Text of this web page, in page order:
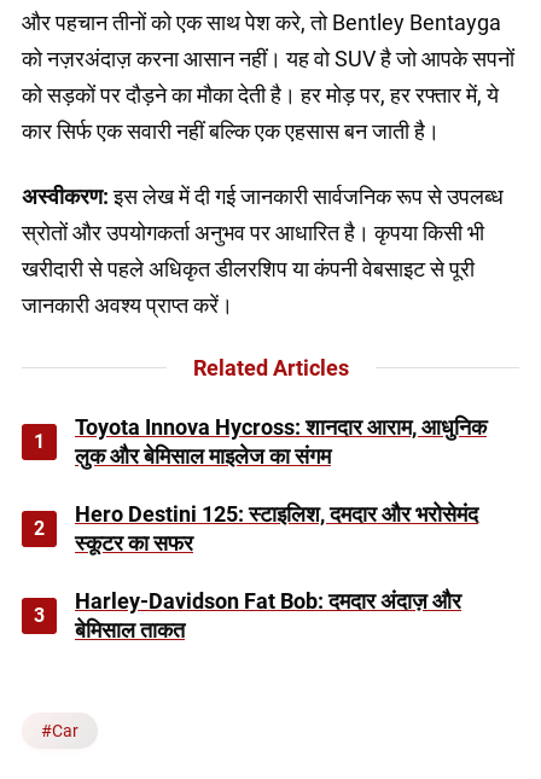
और पहचान तीनों को एक साथ पेश करे, तो Bentley Bentayga
को नज़रअंदाज़ करना आसान नहीं। यह वो SUV है जो आपके सपनों
को सड़कों पर दौड़ने का मौका देती है। हर मोड़ पर, हर रफ्तार में, ये
कार सिर्फ एक सवारी नहीं बल्कि एक एहसास बन जाती है।
अस्वीकरण:इस लेख में दी गई जानकारी सार्वजनिक रूप से उपलब्ध
स्रोतों और उपयोगकर्ता अनुभव पर आधारित है। कृपया किसी भी
खरीदारी से पहले अधिकृत डीलरशिप या कंपनी वेबसाइट से पूरी
जानकारी अवश्य प्राप्त करें।
Related Articles
1
Toyota Innova Hycross: शानदार आराम, आधुनिक
लुक और बेमिसाल माइलेज का संगम
2
Hero Destini 125: स्टाइलिश, दमदार और भरोसेमंद
स्कूटर का सफर
3
Harley-Davidson Fat Bob: दमदार अंदाज़ और
बेमिसाल ताकत
#Car